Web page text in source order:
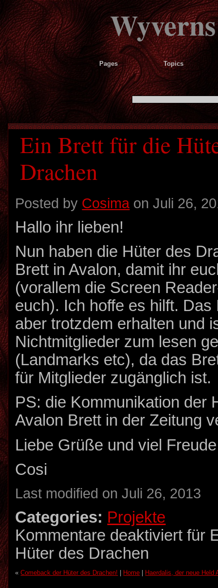
Pages Topics
Ein Brett für die
Drachen
Posted by Cosima on Juli 26,
Hallo ihr lieben!
Nun haben die Hüter des
Brett in Avalon, damit ihr
(vorallem die Screen
euch). Ich hoffe es hilft. Das
aber trotzdem erhalten und
Nichtmitglieder zum lesen
(Landmarks etc), da das
für Mitglieder zugänglich ist.
PS: die Kommunikation der
Avalon Brett in der Zeitung
Liebe Grüße und viel
Cosi
Last modified on Juli 26, 2013
Categories: Projekte
Kommentare deaktiviert für
Hüter des Drachen
«Comeback der Hüter des Drachen! Home Haerdalis, der neue Held